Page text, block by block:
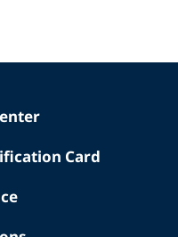
Card